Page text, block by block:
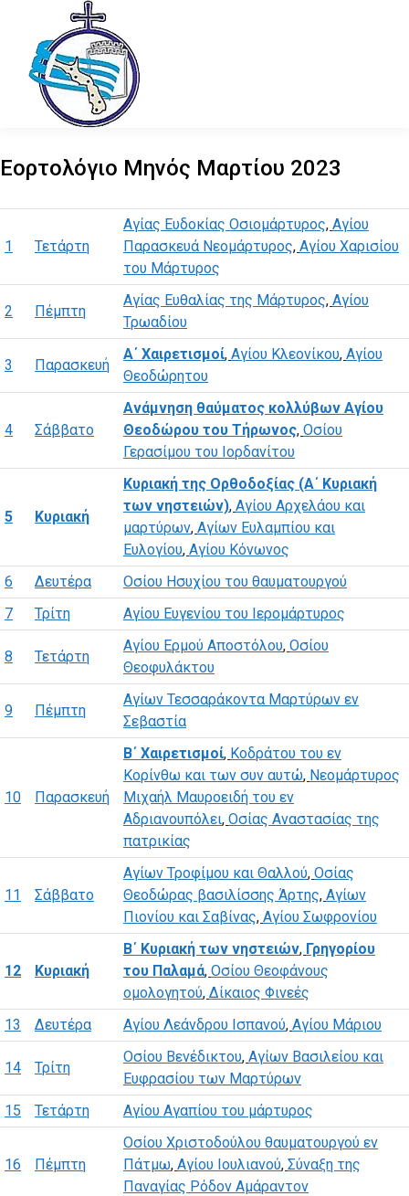
Εορτολόγιο Μηνός Μαρτίου 2023
1 Τετάρτη
Αγίας Ευδοκίας Οσιομάρτυρος, Αγίου
Παρασκευά Νεομάρτυρος, Αγίου Χαρισίου
του Μάρτυρος
2 Πέμπτη
Αγίας Ευθαλίας της Μάρτυρος, Αγίου
Τρωαδίου
3 Παρασκευή
Α΄ Χαιρετισμοί, Αγίου Κλεονίκου, Αγίου
Θεοδώρητου
4 Σάββατο
Ανάμνηση θαύματος κολλύβων Αγίου
Θεοδώρου του Τήρωνος, Οσίου
Γερασίμου του Ιορδανίτου
5 Κυριακή
Κυριακή της Ορθοδοξίας (Α΄ Κυριακή
των νηστειών), Αγίου Αρχελάου και
μαρτύρων, Αγίων Ευλαμπίου και
Ευλογίου, Αγίου Κόνωνος
6
Δευτέρα
Οσίου Ησυχίου του θαυματουργού
7
Τρίτη Αγίου Ευγενίου του Ιερομάρτυρος
8 Τετάρτη
Αγίου Ερμού Αποστόλου, Οσίου
Θεοφυλάκτου
9 Πέμπτη
Αγίων Τεσσαράκοντα Μαρτύρων εν
Σεβαστία
10 Παρασκευή
Β΄ Χαιρετισμοί, Κοδράτου του εν
Κορίνθω και των συν αυτώ, Νεομάρτυρος
Μιχαήλ Μαυροειδή του εν
Αδριανουπόλει, Οσίας Αναστασίας της
πατρικίας
11 Σάββατο
Αγίων Τροφίμου και Θαλλού, Οσίας
Θεοδώρας βασιλίσσης Άρτης, Αγίων
Πιονίου και Σαβίνας, Αγίου Σωφρονίου
12 Κυριακή
Β΄ Κυριακή των νηστειών, Γρηγορίου
του Παλαμά, Οσίου Θεοφάνους
ομολογητού, Δίκαιος Φινεές
13
Δευτέρα Αγίου Λεάνδρου Ισπανού, Αγίου Μάριου
14 Τρίτη
Οσίου Βενέδικτου, Αγίων Βασιλείου και
Ευφρασίου των Μαρτύρων
15
Τετάρτη Αγίου Αγαπίου του μάρτυρος
16 Πέμπτη
Οσίου Χριστοδούλου θαυματουργού εν
Πάτμω, Αγίου Ιουλιανού, Σύναξη της
Παναγίας Ρόδον Αμάραντον